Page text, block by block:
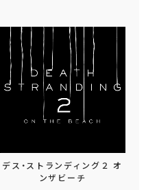
デス・ストランディング２ オ
ンザビーチ